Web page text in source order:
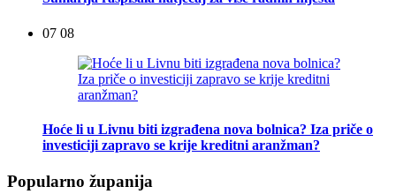
07 08
Hoće li u Livnu biti izgrađena nova bolnica? Iza priče o
investiciji zapravo se krije kreditni aranžman?
Popularno županija